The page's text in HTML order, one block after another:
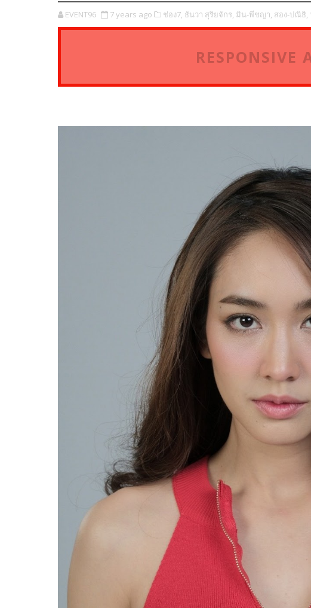
EVENT96 7 years ago ช่อง7, ธันวา สุริยจักร, มิน-พีชญา, สอง-ปณิธิ,
RESPONSIVE